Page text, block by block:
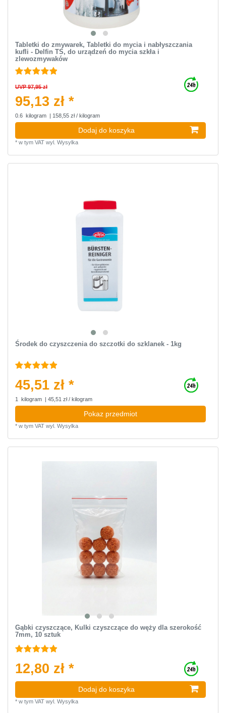
Tabletki do zmywarek, Tabletki do mycia i nabłyszczania
kufli - Delfin TS, do urządzeń do mycia szkła i
zlewozmywaków
UVP 97,95 zł
95,13 zł *
0.6 kilogram | 158,55 zł / kilogram
Dodaj do koszyka
* w tym VATwyl. Wysylka
Środek do czyszczenia do szczotki do szklanek - 1kg
45,51 zł *
1 kilogram | 45,51 zł / kilogram
Pokaz przedmiot
* w tym VATwyl. Wysylka
Gąbki czyszczące, Kulki czyszczące do węży dla szerokość
7mm, 10 sztuk
12,80 zł *
Dodaj do koszyka
* w tym VATwyl. Wysylka